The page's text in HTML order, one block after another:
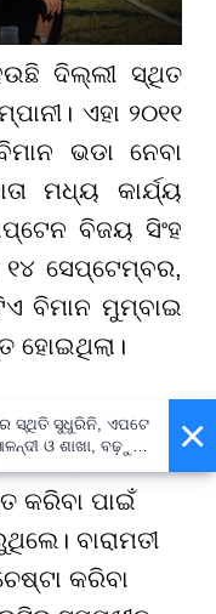
ଦିଲ୍ଲୀ ସ୍ଥିତ
ଏହା ୨୦୧୧
ଭଡା ନେବା
ମଧ୍ୟ କାର୍ଯ୍ୟ
ବିଜୟ ସିଂହ
୧୪ ସେପ୍ଟେମ୍ବର,
ବିମାନ ମୁମ୍ବାଇ
ହୋଇଥିଲା।
ମଧ୍ୟରେ
ନିର୍ବାଚନ
କରିବା ପାଇଁ
ବାରାମତୀ
କରିବା
×
ସ୍ଥିତି ସୁଧୁରିନି, ଏପଟେ
ଓ ଶାଖା, ବଢ଼ୁଛି